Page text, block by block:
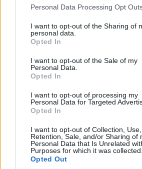
Please note that this website/app uses
not limited to your visit or usage
grant or deny consent to Google and its
use your data for below specified
consent section.
Personal Data Processing Opt
I want to opt-out of the Sharing of
personal data.
Opted In
I want to opt-out of the Sale of my
Personal Data.
Opted In
I want to opt-out of processing my
Personal Data for Targeted
Opted In
I want to opt-out of Collection, Use,
Retention, Sale, and/or Sharing of
Personal Data that Is Unrelated
Purposes for which it was collected.
Opted Out
7 Αυγούστου 2026, 4:31 μμ
7
ΑΡΘΡΟΓΡΑΦΊΑ
των Αγίων 191-200 –
Γράφει ο Ευστάθιος
Λαμπριανίδης